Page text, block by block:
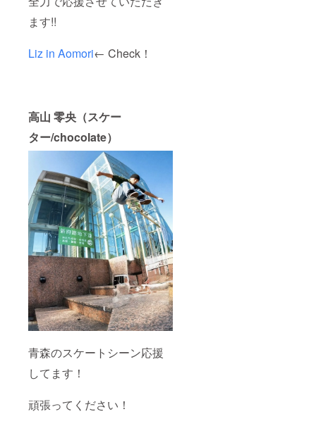
ます!!
Liz in Aomori← Check！
高山 零央（スケー
ター/chocolate）
青森のスケートシーン応援
してます！
頑張ってください！